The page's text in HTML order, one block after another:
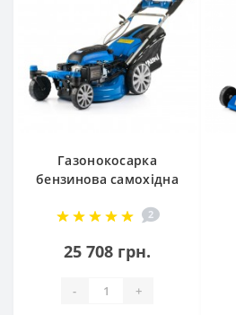
Газонокосарка
бензинова самохідна
2
25 708 грн.
- +